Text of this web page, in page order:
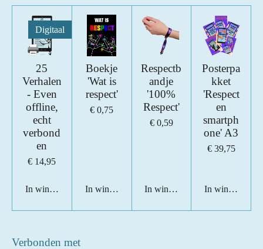
Digitaal
25
Verhalen
- Even
offline,
echt
verbond
en
€ 14,95
In winkelwagen
Boekje
'Wat is
respect'
€ 0,75
In winkelwagen
Respectb
andje
'100%
Respect'
€ 0,59
In winkelwagen
Posterpa
kket
'Respect
en
smartph
one' A3
€ 39,75
In
Verbonden met